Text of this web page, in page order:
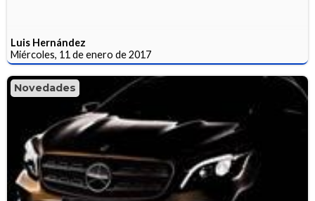
Luis Hernández
Miércoles, 11 de enero de 2017
Novedades